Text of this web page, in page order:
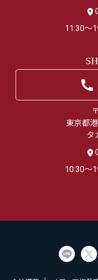
11:30～
東京都
タ
10:30～